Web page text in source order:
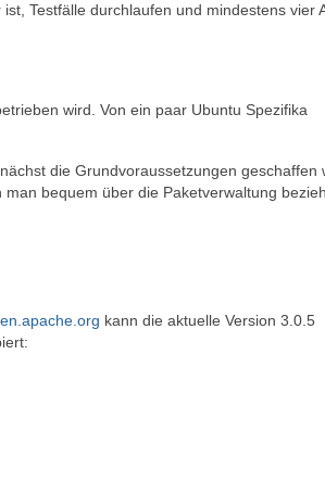
Testfälle durchlaufen und mindestens vier
wird. Von ein paar Ubuntu Spezifika
die Grundvoraussetzungen geschaffen
bequem über die Paketverwaltung
kann die aktuelle Version 3.0.5